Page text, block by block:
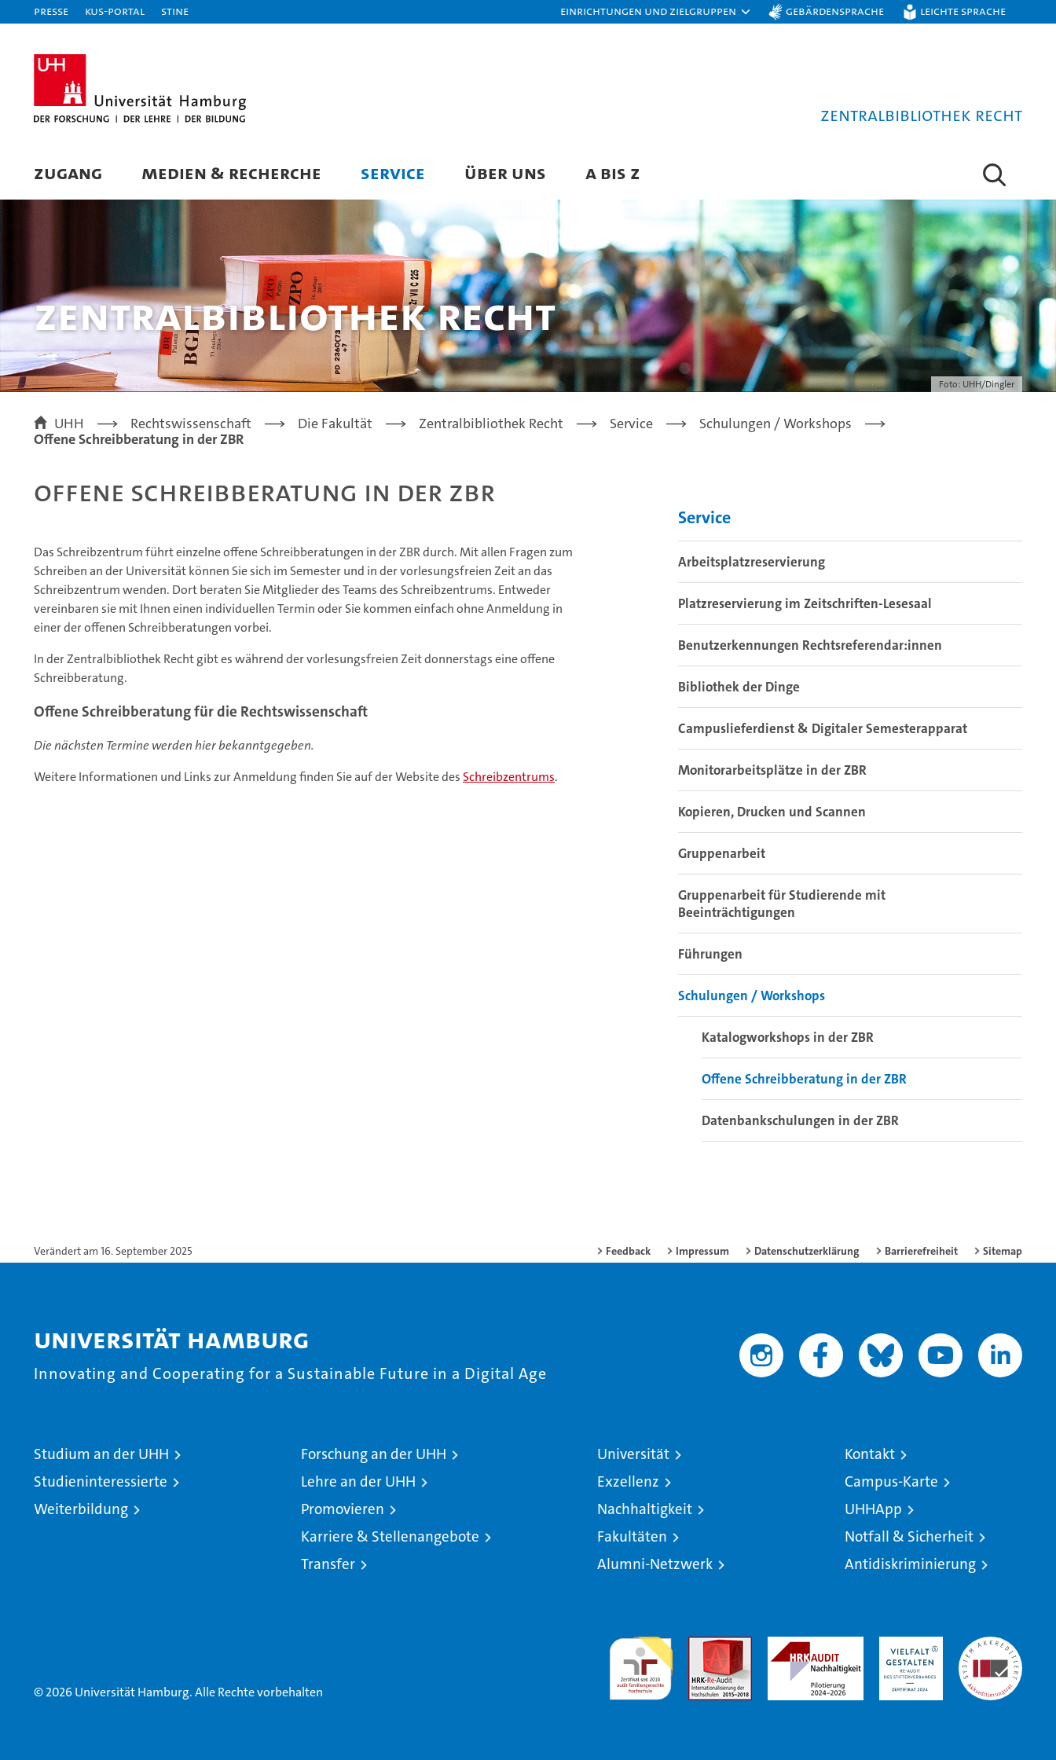
Presse KUS-Portal STiNE Einrichtungen und Zielgruppen Gebärdensprache Leichte Sprache
Zentralbibliothek Recht
ZUGANG MEDIEN & RECHERCHE SERVICE ÜBER UNS A BIS Z
Foto: UHH/Dingler
Zentralbibliothek Recht
UHH Rechtswissenschaft Die Fakultät Zentralbibliothek Recht Service
Schulungen / Workshops
Offene Schreibberatung in der ZBR
Offene Schreibberatung in der ZBR
Das Schreibzentrum führt einzelne offene Schreibberatungen in der ZBR durch. Mit allen Fragen zum
Schreiben an der Universität können Sie sich im Semester und in der vorlesungsfreien Zeit an das
Schreibzentrum wenden. Dort beraten Sie Mitglieder des Teams des Schreibzentrums. Entweder
vereinbaren sie mit Ihnen einen individuellen Termin oder Sie kommen einfach ohne Anmeldung in
einer der offenen Schreibberatungen vorbei.
In der Zentralbibliothek Recht gibt es während der vorlesungsfreien Zeit donnerstags eine offene
Schreibberatung.
Offene Schreibberatung für die Rechtswissenschaft
Die nächsten Termine werden hier bekanntgegeben.
Weitere Informationen und Links zur Anmeldung finden Sie auf der Website desSchreibzentrums.
Service
Arbeitsplatzreservierung
Platzreservierung im Zeitschriften-Lesesaal
Benutzerkennungen Rechtsreferendar:innen
Bibliothek der Dinge
Campuslieferdienst & Digitaler Semesterapparat
Monitorarbeitsplätze in der ZBR
Kopieren, Drucken und Scannen
Gruppenarbeit
Gruppenarbeit für Studierende mit
Beeinträchtigungen
Führungen
Schulungen / Workshops
Katalogworkshops in der ZBR
Offene Schreibberatung in der ZBR
Datenbankschulungen in der ZBR
Verändert am 16. September 2025 Feedback Impressum Datenschutzerklärung Barrierefreiheit Sitemap
Universität Hamburg
Innovating and Cooperating for a Sustainable Future in a Digital Age
Studium an der UHH
Studieninteressierte
Weiterbildung
Forschung an der UHH
Lehre an der UHH
Promovieren
Karriere & Stellenangebote
Transfer
Universität
Exzellenz
Nachhaltigkeit
Fakultäten
Alumni-Netzwerk
Kontakt
Campus-Karte
UHHApp
Notfall & Sicherheit
Antidiskriminierung
© 2026 Universität Hamburg. Alle Rechte vorbehalten